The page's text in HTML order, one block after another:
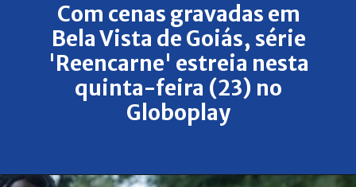
Com cenas gravadas em
Bela Vista de Goiás, série
'Reencarne' estreia nesta
quinta-feira (23) no
Globoplay